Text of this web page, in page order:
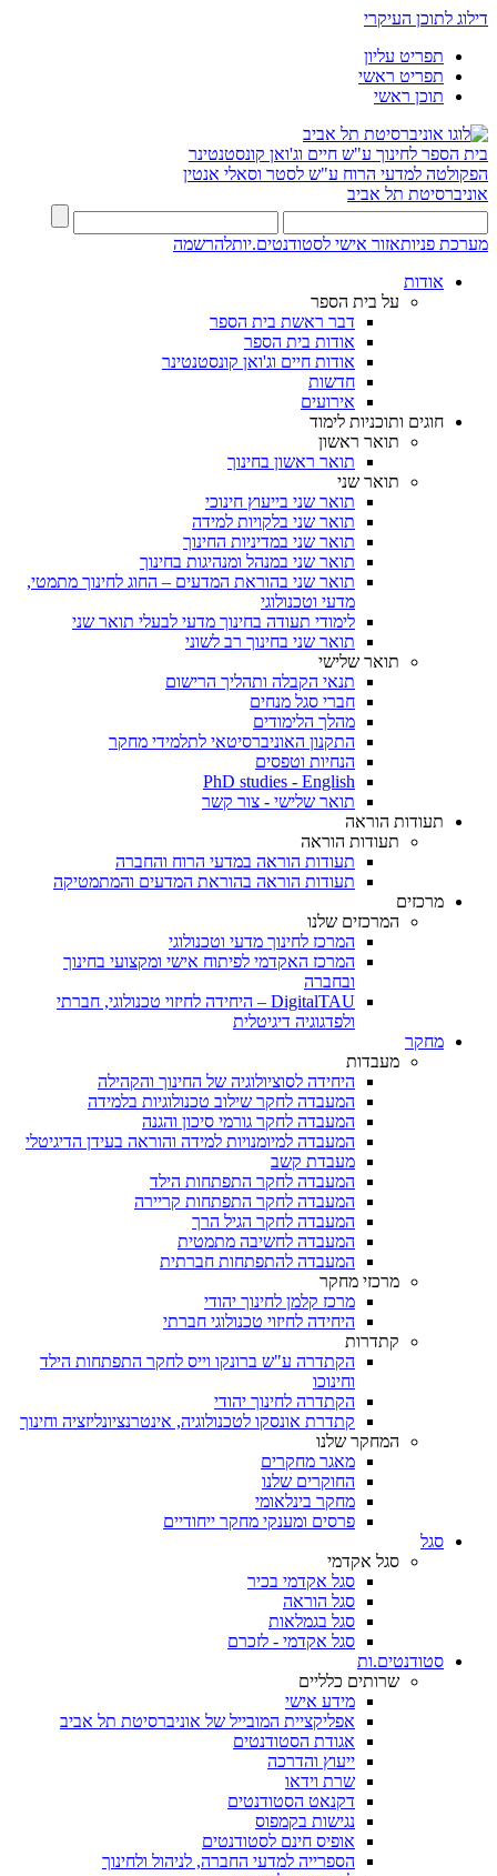
דילוג לתוכן העיקרי
תפריט עליון
תפריט ראשי
תוכן ראשי
בית הספר לחינוך ע"ש חיים וג'ואן קונסטנטינר
הפקולטה למדעי הרוח ע"ש לסטר וסאלי אנטין
אוניברסיטת תל אביב
מערכת פניותאזור אישי לסטודנטים.יותלהרשמה
אודות
על בית הספר
דבר ראשת בית הספר
אודות בית הספר
אודות חיים וג'ואן קונסטנטינר
חדשות
אירועים
חוגים ותוכניות לימוד
תואר ראשון
תואר ראשון בחינוך
תואר שני
תואר שני בייעוץ חינוכי
תואר שני בלקויות למידה
תואר שני במדיניות החינוך
תואר שני במנהל ומנהיגות בחינוך
תואר שני בהוראת המדעים – החוג לחינוך מתמטי,
מדעי וטכנולוגי
לימודי תעודה בחינוך מדעי לבעלי תואר שני
תואר שני בחינוך רב לשוני
תואר שלישי
תנאי הקבלה ותהליך הרישום
חברי סגל מנחים
מהלך הלימודים
התקנון האוניברסיטאי לתלמידי מחקר
הנחיות וטפסים
PhD studies - English
תואר שלישי - צור קשר
תעודות הוראה
תעודות הוראה
תעודות הוראה במדעי הרוח והחברה
תעודות הוראה בהוראת המדעים והמתמטיקה
מרכזים
המרכזים שלנו
המרכז לחינוך מדעי וטכנולוגי
המרכז האקדמי לפיתוח אישי ומקצועי בחינוך
ובחברה
DigitalTAU – היחידה לחיזוי טכנולוגי, חברתי
ולפדגוגיה דיגיטלית
מחקר
מעבדות
היחידה לסוציולוגיה של החינוך והקהילה
המעבדה לחקר שילוב טכנולוגיות בלמידה
המעבדה לחקר גורמי סיכון והגנה
המעבדה למיומנויות למידה והוראה בעידן הדיגיטלי
מעבדת קשב
המעבדה לחקר התפתחות הילד
המעבדה לחקר התפתחות קריירה
המעבדה לחקר הגיל הרך
המעבדה לחשיבה מתמטית
המעבדה להתפתחות חברתית
מרכזי מחקר
מרכז קלמן לחינוך יהודי
היחידה לחיזוי טכנולוגי חברתי
קתדרות
הקתדרה ע"ש ברונקו וייס לחקר התפתחות הילד
וחינוכו
הקתדרה לחינוך יהודי
קתדרת אונסקו לטכנולוגיה, אינטרנציונליזציה וחינוך
המחקר שלנו
מאגר מחקרים
החוקרים שלנו
מחקר בינלאומי
פרסים ומענקי מחקר ייחודיים
סגל
סגל אקדמי
סגל אקדמי בכיר
סגל הוראה
סגל בגמלאות
סגל אקדמי - לזכרם
סטודנטים.ות
שרותים כלליים
מידע אישי
אפליקציית המובייל של אוניברסיטת תל אביב
אגודת הסטודנטים
ייעוץ והדרכה
שרת וידאו
דקנאט הסטודנטים
נגישות בקמפוס
אופיס חינם לסטודנטים
הספרייה למדעי החברה, לניהול ולחינוך